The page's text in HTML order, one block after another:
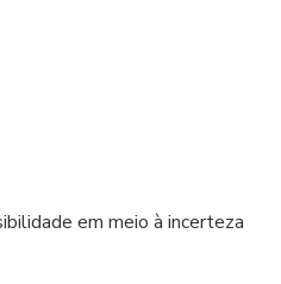
em meio à incerteza